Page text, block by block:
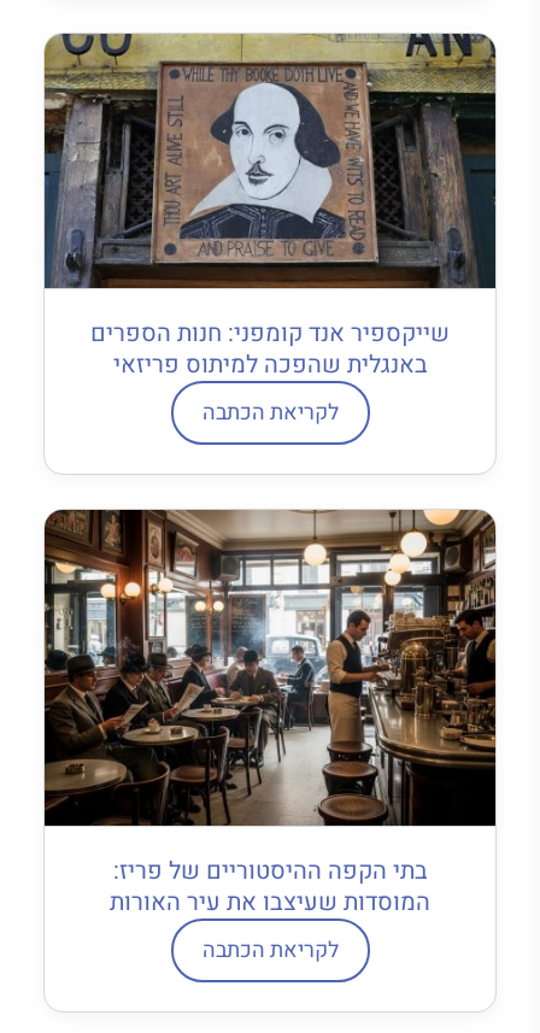
שייקספיר אנד קומפני: חנות הספרים
באנגלית שהפכה למיתוס פריזאי
לקריאת הכתבה
בתי הקפה ההיסטוריים של פריז:
המוסדות שעיצבו את עיר האורות
לקריאת הכתבה